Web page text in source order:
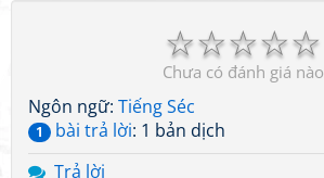
☆
☆
☆
☆
☆
Chưa có đánh giá nào
Ngôn ngữ: Tiếng Séc
1 bài trả lời: 1 bản dịch
Trả lời